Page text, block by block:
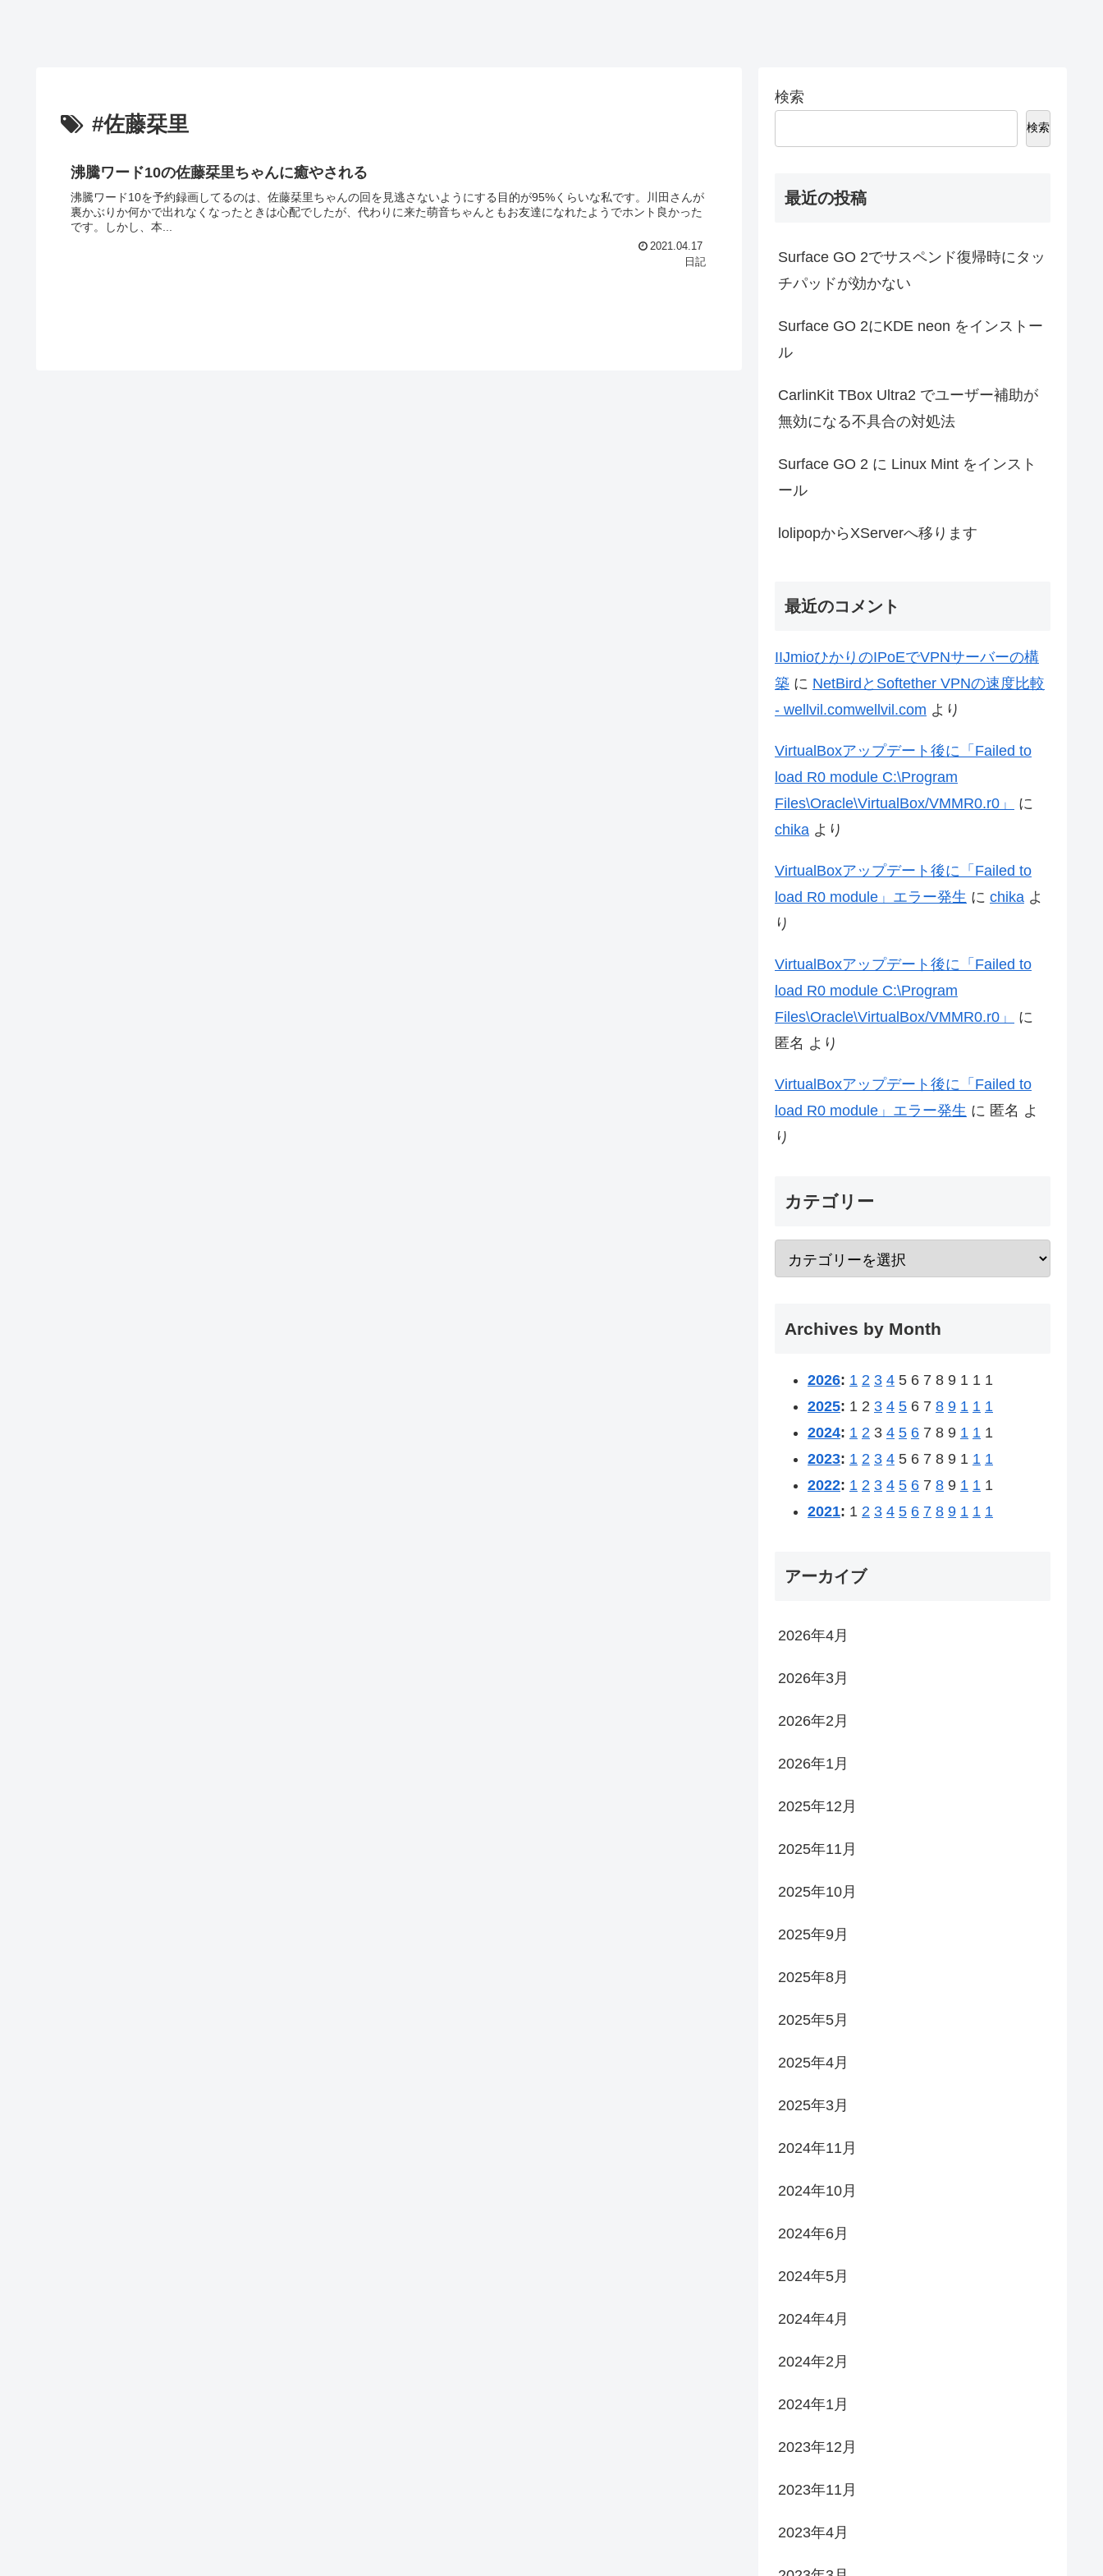
#佐藤栞里
沸騰ワード10の佐藤栞里ちゃんに癒やされる
沸騰ワード10を予約録画してるのは、佐藤栞里ちゃんの回を見逃さないようにする目的が95%くらいな私です。川田さんが
裏かぶりか何かで出れなくなったときは心配でしたが、代わりに来た萌音ちゃんともお友達になれたようでホント良かった
です。しかし、本...
2021.04.17
日記
検索
検索
最近の投稿
Surface GO 2でサスペンド復帰時にタッ
チパッドが効かない
Surface GO 2にKDE neon をインストー
ル
CarlinKit TBox Ultra2 でユーザー補助が
無効になる不具合の対処法
Surface GO 2 に Linux Mint をインスト
ール
lolipopからXServerへ移ります
最近のコメント
IIJmioひかりのIPoEでVPNサーバーの構
築 に NetBirdとSoftether VPNの速度比較
- wellvil.comwellvil.com より
VirtualBoxアップデート後に「Failed to
load R0 module C:\Program
Files\Oracle\VirtualBox/VMMR0.r0」
に
chika より
VirtualBoxアップデート後に「Failed to
load R0 module」エラー発生 に chika よ
り
VirtualBoxアップデート後に「Failed to
load R0 module C:\Program
Files\Oracle\VirtualBox/VMMR0.r0」
に
匿名 より
VirtualBoxアップデート後に「Failed to
load R0 module」エラー発生 に 匿名 よ
り
カテゴリー
Archives by Month
2026: 1 2 3 4 5 6 7 8 9 1 1 1
2025: 1 2 3 4 5 6 7 8 9 1 1 1
2024: 1 2 3 4 5 6 7 8 9 1 1 1
2023: 1 2 3 4 5 6 7 8 9 1 1 1
2022: 1 2 3 4 5 6 7 8 9 1 1 1
2021: 1 2 3 4 5 6 7 8 9 1 1 1
アーカイブ
2026年4月
2026年3月
2026年2月
2026年1月
2025年12月
2025年11月
2025年10月
2025年9月
2025年8月
2025年5月
2025年4月
2025年3月
2024年11月
2024年10月
2024年6月
2024年5月
2024年4月
2024年2月
2024年1月
2023年12月
2023年11月
2023年4月